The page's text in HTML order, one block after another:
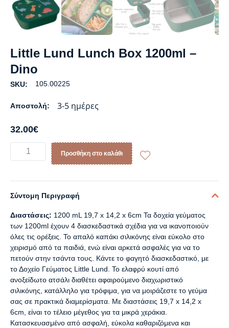
Little Lund Lunch Box 1200ml –
Dino
SKU: 105.00225
Αποστολή: 3-5 ημέρες
32.00€
Προσθήκη στο καλάθι
Σύντομη Περιγραφή
Διαστάσεις: 1200 mL 19,7 x 14,2 x 6cm Τα δοχεία γεύματος
των 1200ml έχουν 4 διασκεδαστικά σχέδια για να ικανοποιούν
όλες τις ορέξεις. Το απαλό καπάκι σιλικόνης είναι εύκολο στο
χειρισμό από τα παιδιά, ενώ είναι αρκετά ασφαλές για να το
πετούν στην τσάντα τους. Κάντε το φαγητό διασκεδαστικό, με
το Δοχείο Γεύματος Little Lund. Το ελαφρύ κουτί από
ανοξείδωτο ατσάλι διαθέτει αφαιρούμενο διαχωριστικό
σιλικόνης, κατάλληλο για τρόφιμα, για να μοιράζεστε το γεύμα
σας σε πρακτικά διαμερίσματα. Με διαστάσεις 19,7 x 14,2 x
6cm, είναι το τέλειο μέγεθος για τα μικρά χεράκια.
Κατασκευασμένο από ασφαλή, εύκολα καθαριζόμενα και